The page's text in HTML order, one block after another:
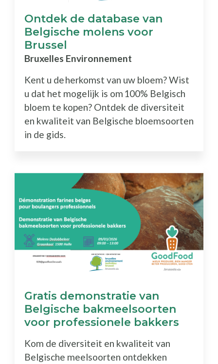
Ontdek de database van
Belgische molens voor
Brussel
Bruxelles Environnement
Kent u de herkomst van uw bloem? Wist
u dat het mogelijk is om 100% Belgisch
bloem te kopen? Ontdek de diversiteit
en kwaliteit van Belgische bloemsoorten
in de gids.
Gratis demonstratie van
Belgische bakmeelsoorten
voor professionele bakkers
Kom de diversiteit en kwaliteit van
Belgische meelsoorten ontdekken